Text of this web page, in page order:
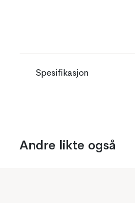
Spesifikasjon
Andre likte også